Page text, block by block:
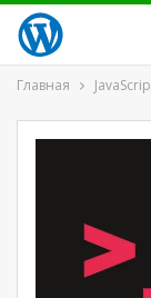
Главная